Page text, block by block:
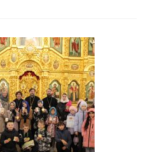
для
учащихся
московских
школ
проведены
занятия,
посвященные
Дню
народного
единства